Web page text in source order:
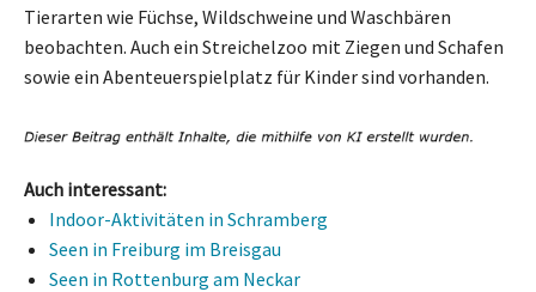
Tierarten wie Füchse, Wildschweine und Waschbären
beobachten. Auch ein Streichelzoo mit Ziegen und Schafen
sowie ein Abenteuerspielplatz für Kinder sind vorhanden.
Auch interessant:
Indoor-Aktivitäten in Schramberg
Seen in Freiburg im Breisgau
Seen in Rottenburg am Neckar